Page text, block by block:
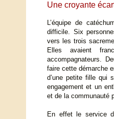
Une croyante
L’équipe de
difficile. Six
vers les trois
Elles avaient
accompagnateurs.
faire cette démarche
d’une petite fille qui
engagement et un
et de la communauté
En effet le service